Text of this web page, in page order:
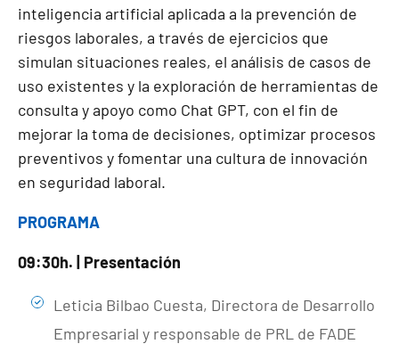
inteligencia artificial aplicada a la prevención de
riesgos laborales, a través de ejercicios que
simulan situaciones reales, el análisis de casos de
uso existentes y la exploración de herramientas de
consulta y apoyo como Chat GPT, con el fin de
mejorar la toma de decisiones, optimizar procesos
preventivos y fomentar una cultura de innovación
en seguridad laboral.
PROGRAMA
09:30h. | Presentación
Leticia Bilbao Cuesta, Directora de Desarrollo
Empresarial y responsable de PRL de FADE